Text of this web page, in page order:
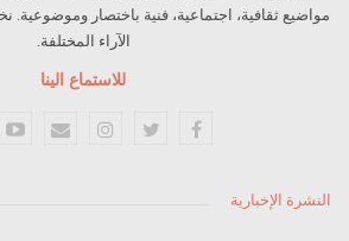
مواضيع ثقافية، اجتماعية، فنية باختصار وموضوعية.
الآراء المختلفة.
للاستماع الينا
النشرة الإخبارية